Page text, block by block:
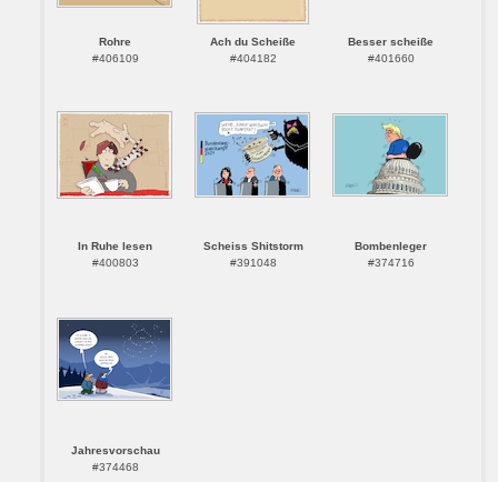
Rohre
#406109
Ach du Scheiße
#404182
Besser scheiße
#401660
In Ruhe lesen
#400803
Scheiss Shitstorm
#391048
Bombenleger
#374716
Jahresvorschau
#374468